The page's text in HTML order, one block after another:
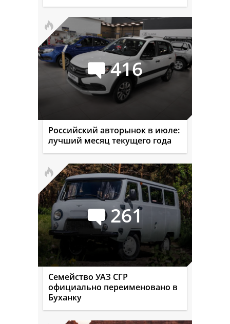
416
Российский авторынок в июле:
лучший месяц текущего года
261
Семейство УАЗ СГР
официально переименовано в
Буханку